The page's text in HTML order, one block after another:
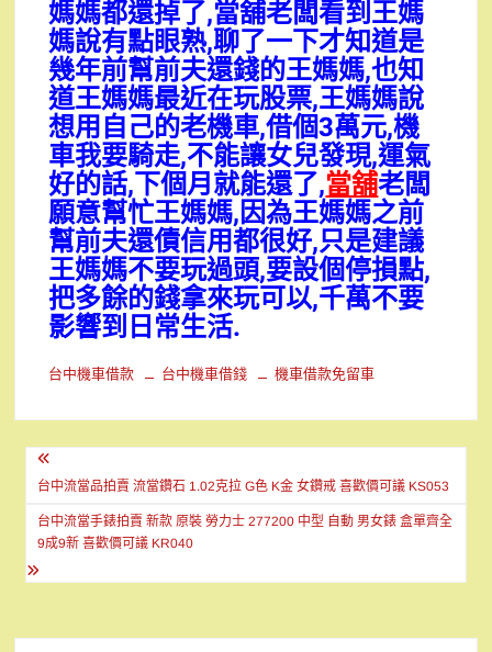
媽媽都還掉了,當舖老闆看到王媽
媽說有點眼熟,聊了一下才知道是
幾年前幫前夫還錢的王媽媽,也知
道王媽媽最近在玩股票,王媽媽說
想用自己的老機車,借個3萬元,機
車我要騎走,不能讓女兒發現,運氣
好的話,下個月就能還了,當舖老闆
願意幫忙王媽媽,因為王媽媽之前
幫前夫還債信用都很好,只是建議
王媽媽不要玩過頭,要設個停損點,
把多餘的錢拿來玩可以,千萬不要
影響到日常生活.
台中機車借款 台中機車借錢 機車借款免留車
文
章
導
覽
台中流當品拍賣 流當鑽石 1.02克拉 G色 K金 女鑽戒 喜歡價可議 KS053
台中流當手錶拍賣 新款 原裝 勞力士 277200 中型 自動 男女錶 盒單齊全
9成9新 喜歡價可議 KR040